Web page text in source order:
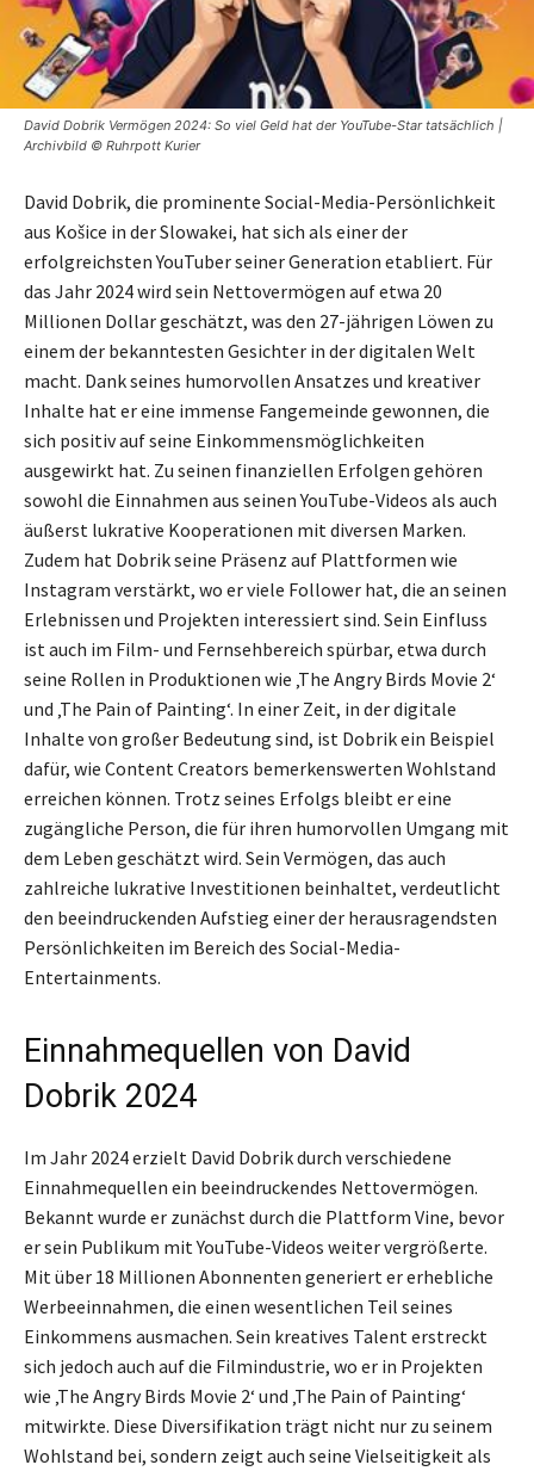
David Dobrik Vermögen 2024: So viel Geld hat der YouTube-Star tatsächlich |
Archivbild © Ruhrpott Kurier
David Dobrik, die prominente Social-Media-Persönlichkeit
aus Košice in der Slowakei, hat sich als einer der
erfolgreichsten YouTuber seiner Generation etabliert. Für
das Jahr 2024 wird sein Nettovermögen auf etwa 20
Millionen Dollar geschätzt, was den 27-jährigen Löwen zu
einem der bekanntesten Gesichter in der digitalen Welt
macht. Dank seines humorvollen Ansatzes und kreativer
Inhalte hat er eine immense Fangemeinde gewonnen, die
sich positiv auf seine Einkommensmöglichkeiten
ausgewirkt hat. Zu seinen finanziellen Erfolgen gehören
sowohl die Einnahmen aus seinen YouTube-Videos als auch
äußerst lukrative Kooperationen mit diversen Marken.
Zudem hat Dobrik seine Präsenz auf Plattformen wie
Instagram verstärkt, wo er viele Follower hat, die an seinen
Erlebnissen und Projekten interessiert sind. Sein Einfluss
ist auch im Film- und Fernsehbereich spürbar, etwa durch
seine Rollen in Produktionen wie ‚The Angry Birds Movie 2‘
und ‚The Pain of Painting‘. In einer Zeit, in der digitale
Inhalte von großer Bedeutung sind, ist Dobrik ein Beispiel
dafür, wie Content Creators bemerkenswerten Wohlstand
erreichen können. Trotz seines Erfolgs bleibt er eine
zugängliche Person, die für ihren humorvollen Umgang mit
dem Leben geschätzt wird. Sein Vermögen, das auch
zahlreiche lukrative Investitionen beinhaltet, verdeutlicht
den beeindruckenden Aufstieg einer der herausragendsten
Persönlichkeiten im Bereich des Social-Media-
Entertainments.
Einnahmequellen von David
Dobrik 2024
Im Jahr 2024 erzielt David Dobrik durch verschiedene
Einnahmequellen ein beeindruckendes Nettovermögen.
Bekannt wurde er zunächst durch die Plattform Vine, bevor
er sein Publikum mit YouTube-Videos weiter vergrößerte.
Mit über 18 Millionen Abonnenten generiert er erhebliche
Werbeeinnahmen, die einen wesentlichen Teil seines
Einkommens ausmachen. Sein kreatives Talent erstreckt
sich jedoch auch auf die Filmindustrie, wo er in Projekten
wie ‚The Angry Birds Movie 2‘ und ‚The Pain of Painting‘
mitwirkte. Diese Diversifikation trägt nicht nur zu seinem
Wohlstand bei, sondern zeigt auch seine Vielseitigkeit als